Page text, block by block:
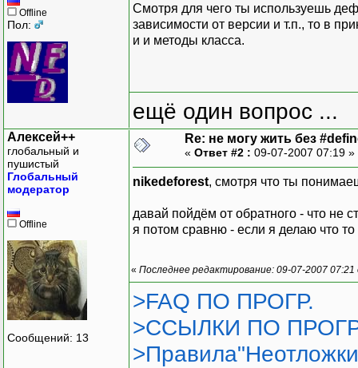
Offline
Пол:
Смотря для чего ты используешь
зависимости от версии и т.п., то в
и и методы класса.
ещё один вопрос ...
Алексей++
глобальный и
пушистый
Глобальный
модератор
Offline
Сообщений: 13
Re: не могу жить без
« Ответ #2 : 09-07-2007 07:19 »
nikedeforest, смотря что ты
давай пойдём от обратного - что не
я потом сравню - если я делаю что
« Последнее редактирование: 09-07-2007
>FAQ ПО ПРОГР.
>ССЫЛКИ ПО